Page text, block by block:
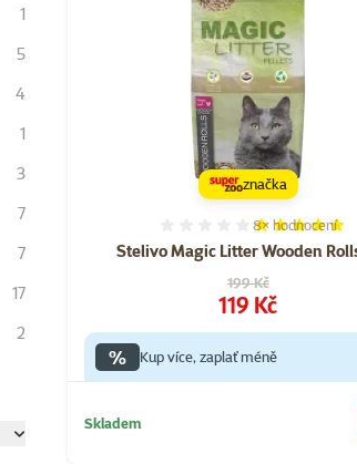
1
5
4
1
3
7
7
17
2
Stelivo Magic Litter Wooden
Hodnocení
8× hodnocení
Původní cena
199 Kč
Cena
119 Kč
značka
% Kup více, zaplať méně
Skladem